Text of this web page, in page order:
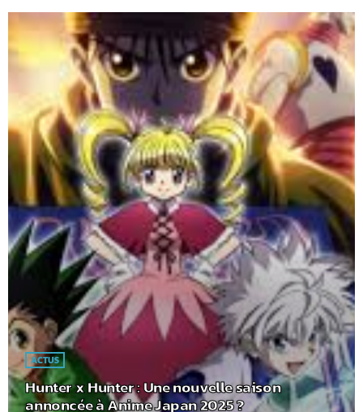
ACTUS
Hunter x Hunter : Une nouvelle saison
annoncée à Anime Japan 2025 ?